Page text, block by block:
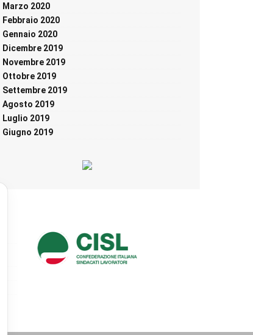
Marzo 2020
Febbraio 2020
Gennaio 2020
Dicembre 2019
Novembre 2019
Ottobre 2019
Settembre 2019
Agosto 2019
Luglio 2019
Giugno 2019